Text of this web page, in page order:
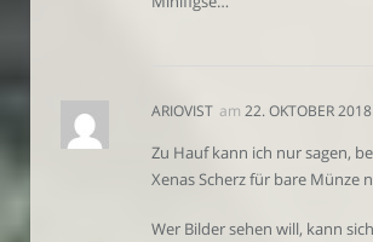
ARIOVIST am 22. OKTOBER
Zu Hauf kann ich nur sagen,
Xenas Scherz für bare Münze
Wer Bilder sehen will, kann